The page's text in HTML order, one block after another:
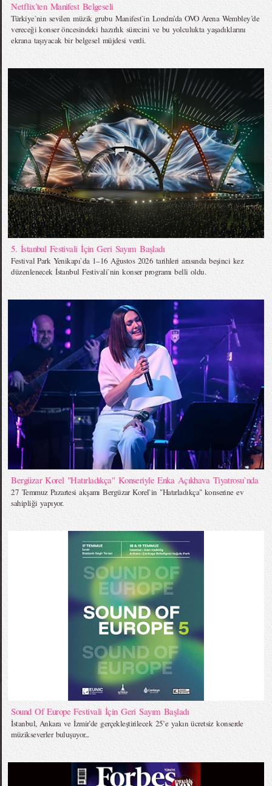
Netflix’ten Manifest Belgeseli
Türkiye`nin sevilen müzik grubu Manifest`in Londra’da OVO Arena Wembley’de
vereceği konser öncesindeki hazırlık sürecini ve bu yolculukta yaşadıklarını
ekrana taşıyacak bir belgesel müjdesi verdi.
5. İstanbul Festivali İçin Geri Sayım Başladı
Festival Park Yenikapı`da 1–16 Ağustos 2026 tarihleri arasında beşinci kez
düzenlenecek İstanbul Festivali`nin konser programı belli oldu.
Bergüzar Korel "Hatırladıkça" Konseriyle Enka Açıkhava Tiyatrosu`nda
27 Temmuz Pazartesi akşamı Bergüzar Korel`in "Hatırladıkça" konserine ev
sahipliği yapıyor.
Sound Of Europe Festivali İçin Geri Sayım Başladı
İstanbul, Ankara ve İzmir’de gerçekleştirilecek 25’e yakın ücretsiz konserde
müzikseverler buluşuyor...